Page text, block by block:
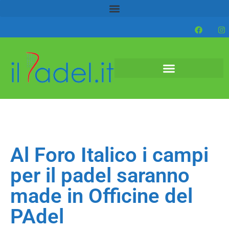
Al Foro Italico i campi
per il padel saranno
made in Officine del
PAdel